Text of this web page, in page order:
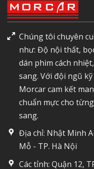
Chúng tôi chuyên
như: Độ nội thất,
dán phim cách
sang. Với đội ngũ
Morcar cam kết
chuẩn mực cho
sang.
Địa chỉ: Nhật Minh
Mỗ - TP. Hà Nội
Các tỉnh: Quận 12,